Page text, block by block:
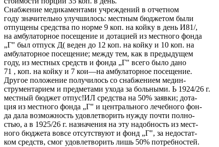
Снабжение медикаментами учреждений в отчетном
году значительно улучшилось: местным бюджетом были
отпущены средства по норме 9 коп. на койку в день И81/,
на амбулаторное посещение и дотацией из местного фонда
„Г" был отпуск Д( веден до 12 коп. на койку и 10 коп. на
амбулаторное посещение; между тем, как в предыдущем
году, из местных средств и фонда „Г" всего было дано
71 , коп. на койку и 7 кои—на амбулаторное посещение.
Другое положение получилось со снабжением медин-
струментарием и предметами ухода за больными. Ь 1924/26 г.
местный бюджет отпус!ИЛ средства на 50% заявки; дота-
ция из местного фонда „Г" и центрального лечебного фон-
да дала возможность удовлетворить нужду почти полно-
стью, а в 1925/26 г. назначения на эту надобность из мест-
ного бюджета вовсе отсутствуют и фонд „Г", за недостат-
ком средств, смог удовлетворить лишь 50% потребностей.